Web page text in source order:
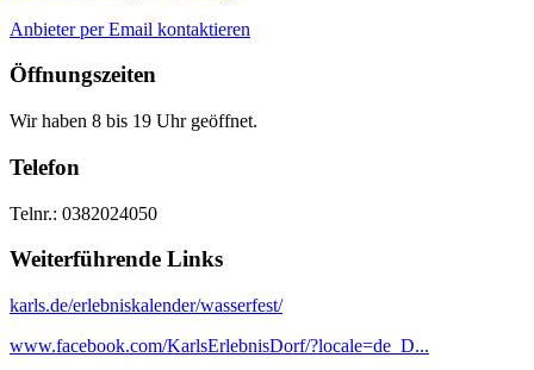
Anbieter per Email kontaktieren
Öffnungszeiten
Wir haben 8 bis 19 Uhr geöffnet.
Telefon
Telnr.: 0382024050
Weiterführende Links
karls.de/erlebniskalender/wasserfest/
www.facebook.com/KarlsErlebnisDorf/?locale=de_D...